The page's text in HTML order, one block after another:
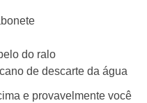
do ralo
de descarte da água
e provavelmente você